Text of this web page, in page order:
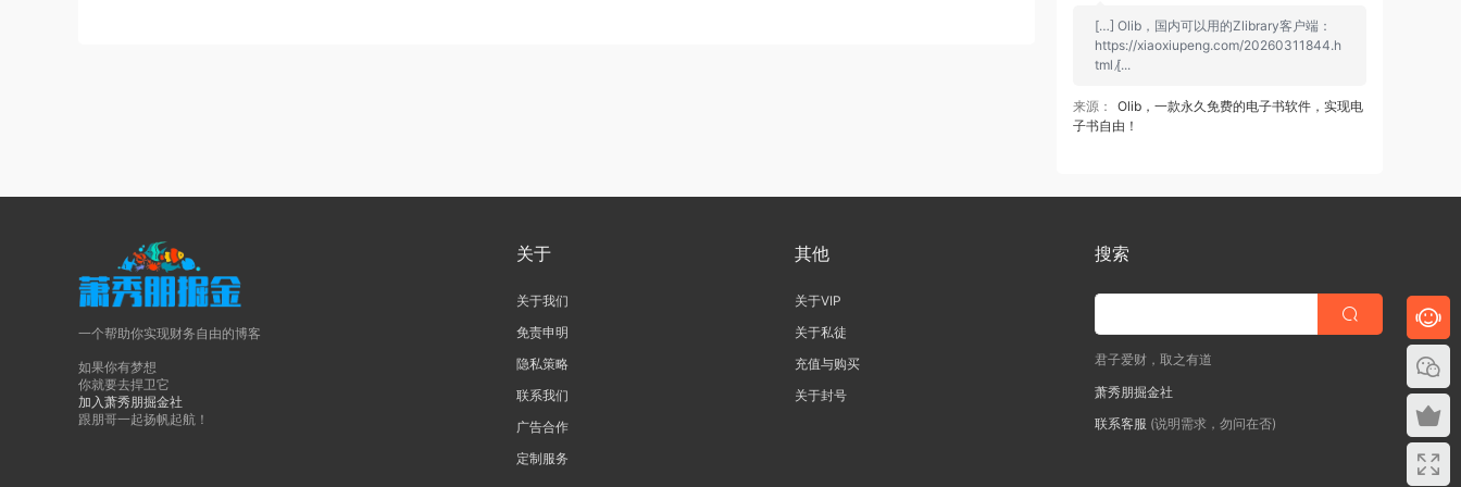
[…] Olib，国内可以用的Zlibrary客户端：
https://xiaoxiupeng.com/20260311844.h
tml [̷...
来源：
Olib，一款永久免费的电子书软件，实现电
子书自由！
一个帮助你实现财务自由的博客
如果你有梦想
你就要去捍卫它
加入萧秀朋掘金社
跟朋哥一起扬帆起航！
关于
关于我们
免责申明
隐私策略
联系我们
广告合作
定制服务
其他
关于VIP
关于私徒
充值与购买
关于封号
搜索
君子爱财，取之有道
萧秀朋掘金社
联系客服 (说明需求，勿问在否)